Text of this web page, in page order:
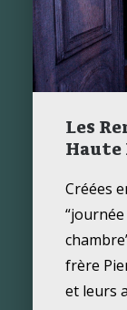
Les
Haute
Créées
frère
et leurs